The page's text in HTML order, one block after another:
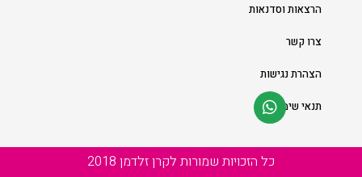
הרצאות וסדנאות
צרו קשר
הצהרת נגישות
תנאי שימוש
כל הזכויות שמורות לקרן זלדמן 2018